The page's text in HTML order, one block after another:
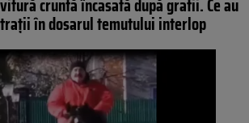
în dosarul temutului interlop